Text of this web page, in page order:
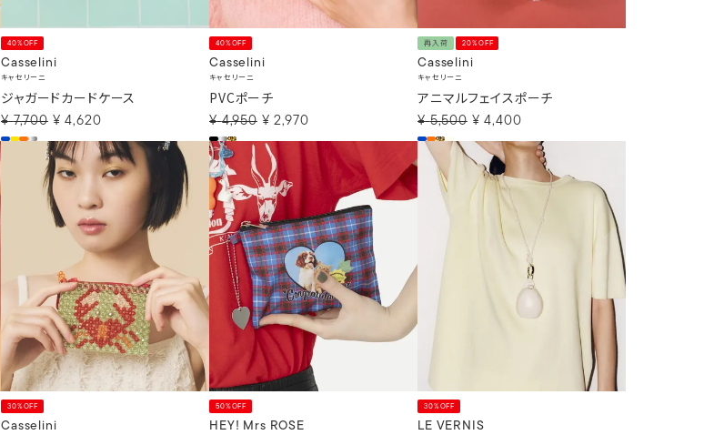
40%OFF
Casselini
キャセリーニ
ジャガードカードケース
¥ 7,700 ¥ 4,620
40%OFF
Casselini
キャセリーニ
PVCポーチ
¥ 4,950 ¥ 2,970
再入荷 20%OFF
Casselini
キャセリーニ
アニマルフェイスポーチ
¥ 5,500 ¥ 4,400
30%OFF
Casselini
50%OFF
HEY! Mrs ROSE
30%OFF
LE VERNIS